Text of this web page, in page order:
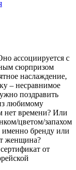
ассоциируется с
сюрпризом
наслаждение,
– несравнимое
поздравить
любимому
нет времени? Или
цветом/запахом
именно бренду или
женщина?
от